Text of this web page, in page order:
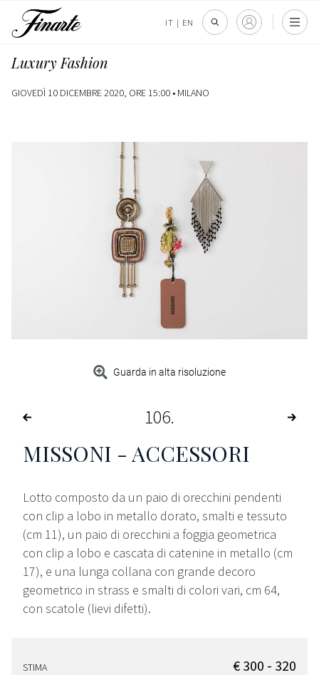
IT | EN
Luxury Fashion
GIOVEDÌ 10 DICEMBRE 2020, ORE 15:00 • MILANO
Guarda in alta risoluzione
106
MISSONI - ACCESSORI
Lotto composto da un paio di orecchini pendenti
con clip a lobo in metallo dorato, smalti e tessuto
(cm 11), un paio di orecchini a foggia geometrica
con clip a lobo e cascata di catenine in metallo (cm
17), e una lunga collana con grande decoro
geometrico in strass e smalti di colori vari, cm 64,
con scatole (lievi difetti).
STIMA € 300 - 320